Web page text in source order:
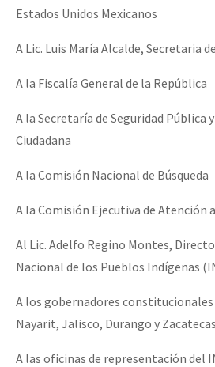
Estados Unidos Mexicanos
A Lic. Luis María Alcalde, Secretaria
A la Fiscalía General de la República
A la Secretaría de Seguridad Pública
Ciudadana
A la Comisión Nacional de Búsqueda
A la Comisión Ejecutiva de Atención
Al Lic. Adelfo Regino Montes,
Nacional de los Pueblos Indígenas
A los gobernadores constitucionales
Nayarit, Jalisco, Durango y Zacatecas
A las oficinas de representación del